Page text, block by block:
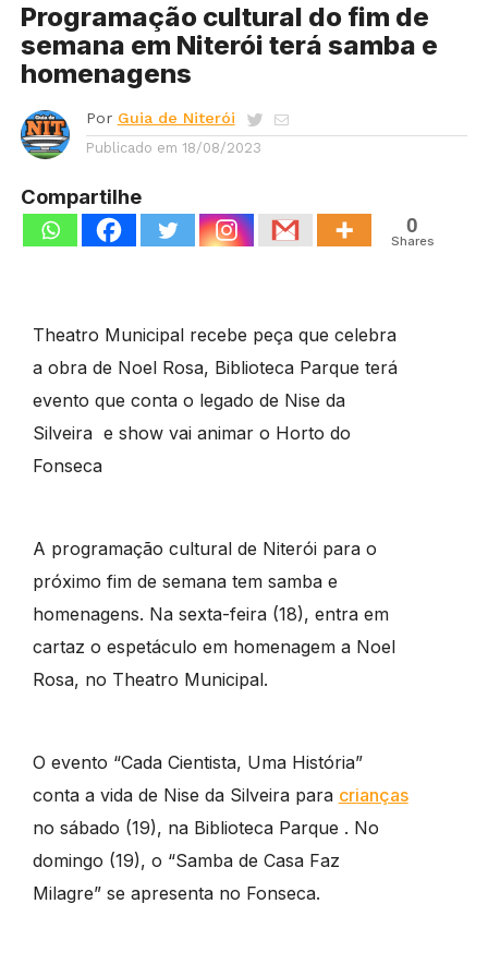
Programação cultural do fim de
semana em Niterói terá samba e
homenagens
Por Guia de Niterói
Publicado em 18/08/2023
Compartilhe
0
Shares
Theatro Municipal recebe peça que celebra
a obra de Noel Rosa, Biblioteca Parque terá
evento que conta o legado de Nise da
Silveira e show vai animar o Horto do
Fonseca
A programação cultural de Niterói para o
próximo fim de semana tem samba e
homenagens. Na sexta-feira (18), entra em
cartaz o espetáculo em homenagem a Noel
Rosa, no Theatro Municipal.
O evento “Cada Cientista, Uma História”
conta a vida de Nise da Silveira para crianças
no sábado (19), na Biblioteca Parque . No
domingo (19), o “Samba de Casa Faz
Milagre” se apresenta no Fonseca.